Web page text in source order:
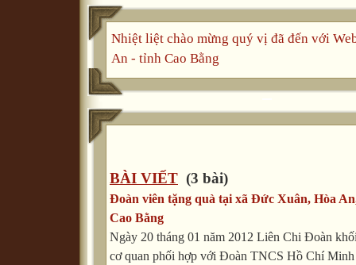
Nhiệt liệt chào mừng quý vị đã đến với
An - tỉnh Cao Bằng
BÀI VIẾT (3 bài)
Đoàn viên tặng quà tại xã Đức Xuân, Hòa
Cao Bằng
Ngày 20 tháng 01 năm 2012 Liên Chi Đoàn
cơ quan phối hợp với Đoàn TNCS Hồ Chí Minh